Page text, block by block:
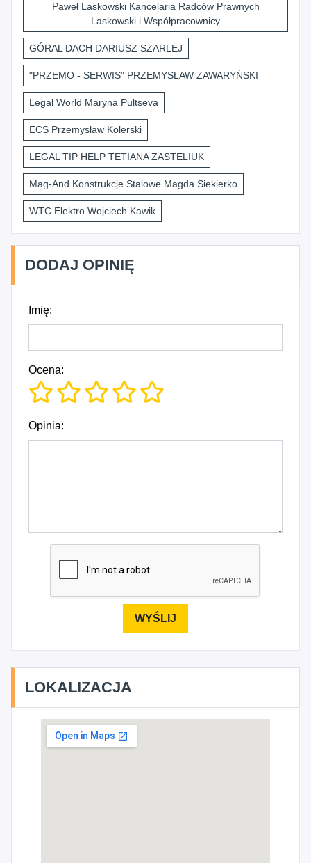
Paweł Laskowski Kancelaria Radców Prawnych
Laskowski i Współpracownicy
GÓRAL DACH DARIUSZ SZARLEJ
"PRZEMO - SERWIS" PRZEMYSŁAW ZAWARYŃSKI
Legal World Maryna Pultseva
ECS Przemysław Kolerski
LEGAL TIP HELP TETIANA ZASTELIUK
Mag-And Konstrukcje Stalowe Magda Siekierko
WTC Elektro Wojciech Kawik
DODAJ OPINIĘ
Imię:
Ocena:
Opinia:
LOKALIZACJA